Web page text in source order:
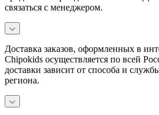
связаться с менеджером.
Доставка заказов, оформленных в
Chipokids осуществляется по всей
доставки зависит от способа и
региона.